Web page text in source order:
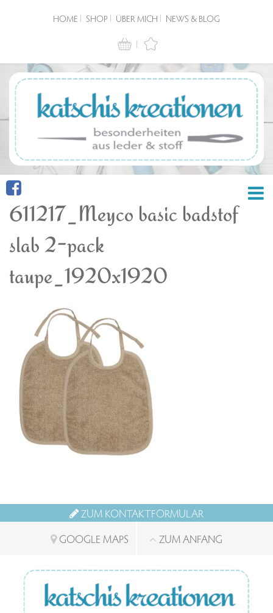
HOME SHOP ÜBER MICH NEWS & BLOG
611217_Meyco basic badstof
slab 2-pack
taupe_1920x1920
ZUM KONTAKTFORMULAR
GOOGLE MAPS
ZUM ANFANG